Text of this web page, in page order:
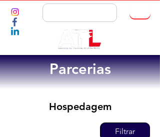
Parcerias
Hospedagem
Filtrar